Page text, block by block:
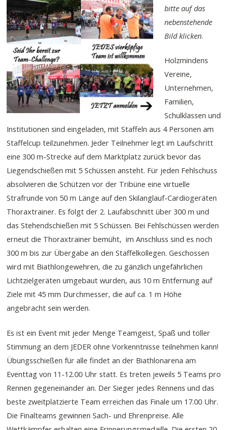
bitte auf das
nebenstehende
Bild klicken.
Holzmindens
Vereine,
Unternehmen,
Familien,
Schulklassen und
Institutionen sind eingeladen, mit Staffeln aus 4 Personen am
Staffelcup teilzunehmen. Jeder Teilnehmer legt im Laufschritt
eine 300 m-Strecke auf dem Marktplatz zurück bevor das
Liegendschießen mit 5 Schüssen ansteht. Für jeden Fehlschuss
absolvieren die Schützen vor der Tribüne eine virtuelle
Strafrunde von 50 m Länge auf den Skilanglauf-Cardiogeräten
Thoraxtrainer. Es folgt der 2. Laufabschnitt über 300 m und
das Stehendschießen mit 5 Schüssen. Bei Fehlschüssen werden
erneut die Thoraxtrainer bemüht, im Anschluss sind es noch
300 m bis zur Übergabe an den Staffelkollegen. Geschossen
wird mit Biathlongewehren, die zu gänzlich ungefährlichen
Lichtzielgeräten umgebaut wurden, aus 10 m Entfernung auf
Ziele mit 45 mm Durchmesser, die auf ca. 1 m Höhe
angebracht sein werden.
Es ist ein Event mit jeder Menge Teamgeist, Spaß und toller
Stimmung an dem JEDER ohne Vorkenntnisse teilnehmen kann!
Übungsschießen für alle findet an der Biathlonarena am
Eventtag von 11-12.00 Uhr statt. Es treten jeweils 5 Teams pro
Rennen gegeneinander an. Der Sieger jedes Rennens und das
beste zweitplatzierte Team erreichen das Finale um 17.00 Uhr.
Die Finalteams gewinnen Sach- und Ehrenpreise. Alle